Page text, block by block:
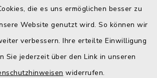
die es uns ermöglichen besser zu
Website genutzt wird. So können wir
verbessern. Ihre erteilte Einwilligung
Sie jederzeit über den Link in unseren
widerrufen.
nicht im Rathaus antreffen.